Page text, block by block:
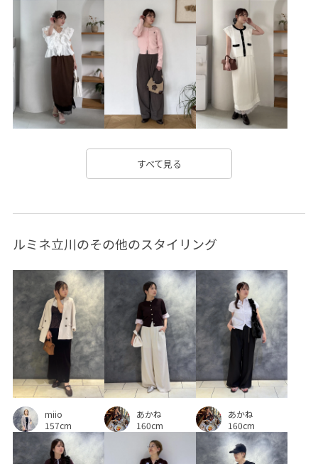
vis_shikanoma VIS_smallsize Wbag_pickup
Wpickup_items Wshoes_pickup お手入れしやすい
お気に入りアイテム_pickup きちんと感 きれいに見える
さらりとした みんながチェックしているアイテム_pickup
やや長め イージーケア ウォッシャブル オフィス
ジャケット スカート スカーフ スタイルアップ
スラックス セットアップ セットアップ対象商品
ソフトタッチ タック デイリーで活躍
デニムとの相性抜群 デニムパンツ ニュアンスがある
ネイル ビスチェ ピンタック フレアデニム
ブラウス プルオーバー ベルト ベーシック
ボックスシルエット ボリューム感 ポリエステル
マニッシュ マルチに活躍 マーメイドスカート
リネン レイヤード風 ロングスカート ワイドパンツ
すべて見る
ルミネ立川のその他のスタイリング
miio
157cm
あかね
160cm
あかね
160cm